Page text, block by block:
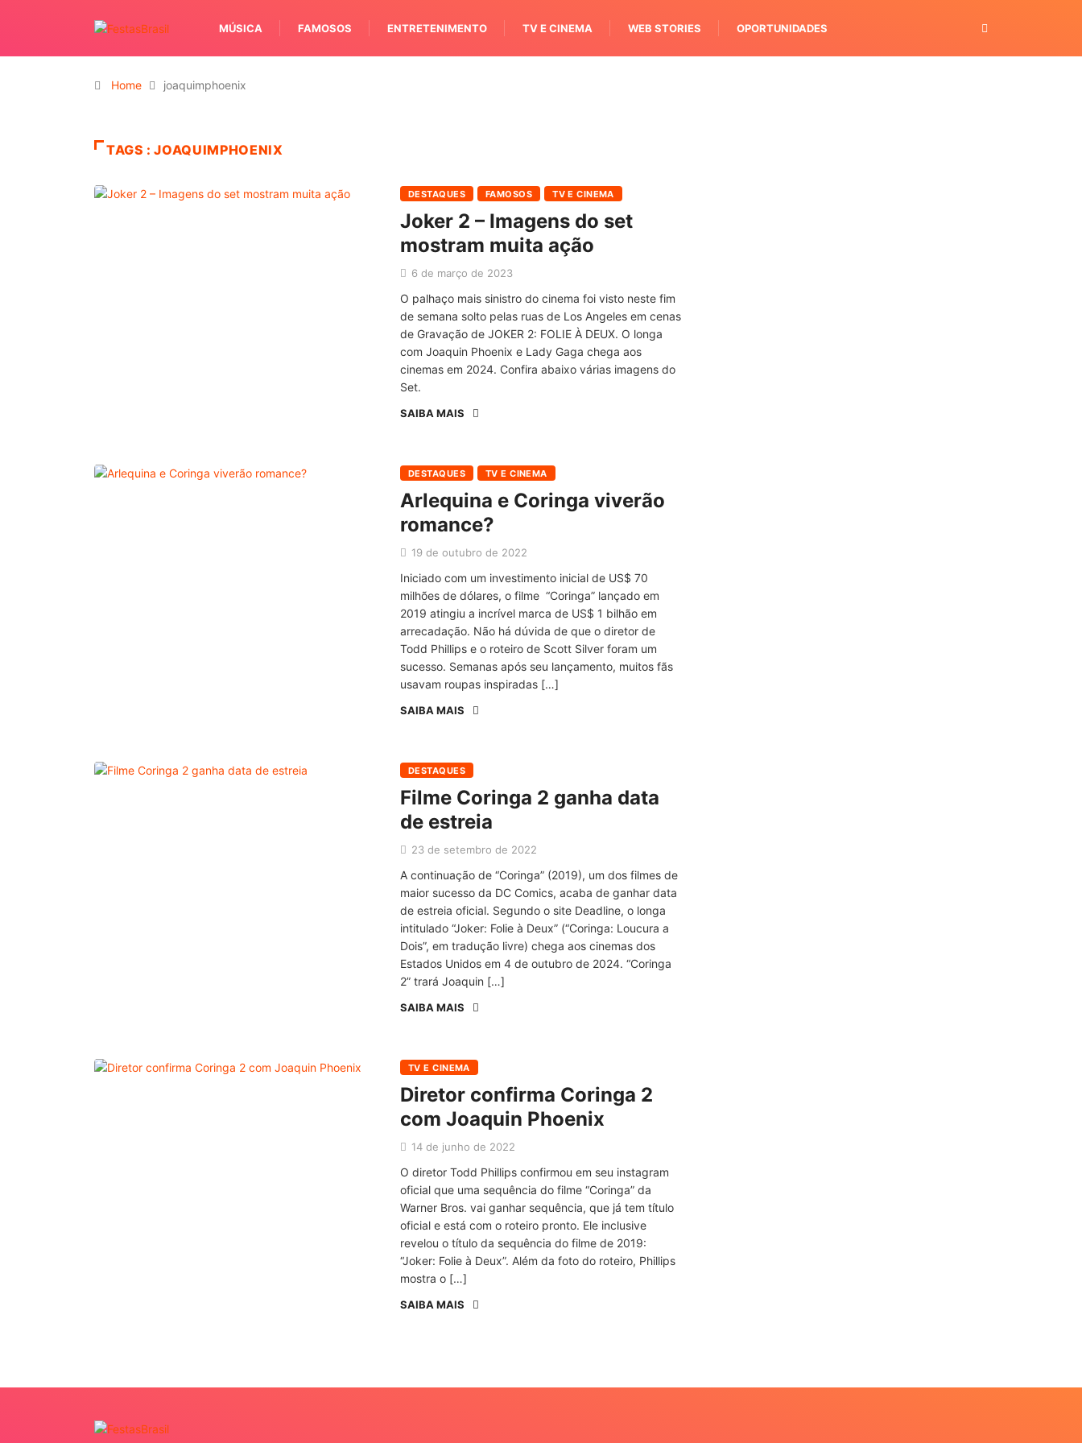
MÚSICA FAMOSOS ENTRETENIMENTO TV E CINEMA WEB STORIES OPORTUNIDADES
Home joaquimphoenix
TAGS : JOAQUIMPHOENIX
DESTAQUES FAMOSOS TV E CINEMA
Joker 2 – Imagens do set
mostram muita ação
6 de março de 2023
O palhaço mais sinistro do cinema foi visto neste fim
de semana solto pelas ruas de Los Angeles em cenas
de Gravação de JOKER 2: FOLIE À DEUX. O longa
com Joaquin Phoenix e Lady Gaga chega aos
cinemas em 2024. Confira abaixo várias imagens do
Set.
SAIBA MAIS
DESTAQUES TV E CINEMA
Arlequina e Coringa viverão
romance?
19 de outubro de 2022
Iniciado com um investimento inicial de US$ 70
milhões de dólares, o filme “Coringa” lançado em
2019 atingiu a incrível marca de US$ 1 bilhão em
arrecadação. Não há dúvida de que o diretor de
Todd Phillips e o roteiro de Scott Silver foram um
sucesso. Semanas após seu lançamento, muitos fãs
usavam roupas inspiradas […]
SAIBA MAIS
DESTAQUES
Filme Coringa 2 ganha data
de estreia
23 de setembro de 2022
A continuação de “Coringa” (2019), um dos filmes de
maior sucesso da DC Comics, acaba de ganhar data
de estreia oficial. Segundo o site Deadline, o longa
intitulado “Joker: Folie à Deux” (“Coringa: Loucura a
Dois”, em tradução livre) chega aos cinemas dos
Estados Unidos em 4 de outubro de 2024. “Coringa
2” trará Joaquin […]
SAIBA MAIS
TV E CINEMA
Diretor confirma Coringa 2
com Joaquin Phoenix
14 de junho de 2022
O diretor Todd Phillips confirmou em seu instagram
oficial que uma sequência do filme “Coringa” da
Warner Bros. vai ganhar sequência, que já tem título
oficial e está com o roteiro pronto. Ele inclusive
revelou o título da sequência do filme de 2019:
“Joker: Folie à Deux”. Além da foto do roteiro, Phillips
mostra o […]
SAIBA MAIS